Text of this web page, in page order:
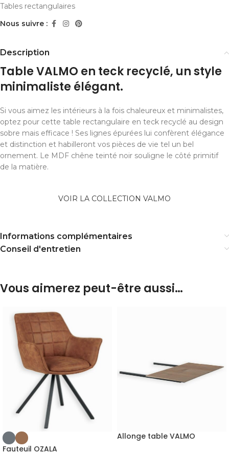
Tables rectangulaires
Nous suivre :
Description
Table VALMO en teck recyclé, un style
minimaliste élégant.
Si vous aimez les intérieurs à la fois chaleureux et minimalistes,
optez pour cette table rectangulaire en teck recyclé au design
sobre mais efficace ! Ses lignes épurées lui confèrent élégance
et distinction et habilleront vos pièces de vie tel un bel
ornement. Le MDF chêne teinté noir souligne le côté primitif
de la matière.
VOIR LA COLLECTION VALMO
Informations complémentaires
Conseil d'entretien
Vous aimerez peut-être aussi…
Fauteuil OZALA
Allonge table VALMO